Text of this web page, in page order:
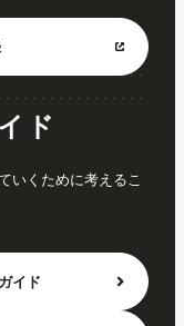
ド
いくために考えるこ
イド